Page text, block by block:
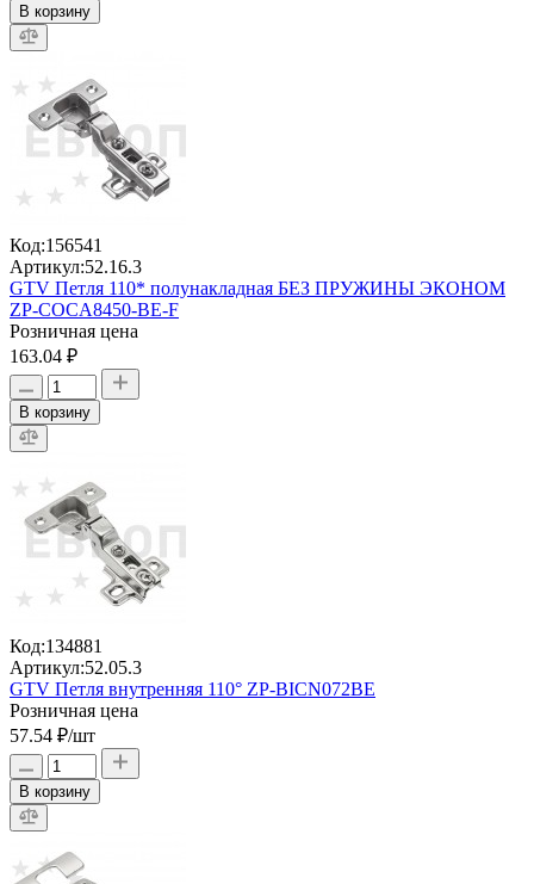
В корзину
Код:156541
Артикул:52.16.3
GTV Петля 110* полунакладная БЕЗ ПРУЖИНЫ ЭКОНОМ
ZР-COCA8450-BE-F
Розничная цена
163.04 ₽
В корзину
Код:134881
Артикул:52.05.3
GTV Петля внутренняя 110° ZP-BICN072BE
Розничная цена
57.54 ₽/шт
В корзину